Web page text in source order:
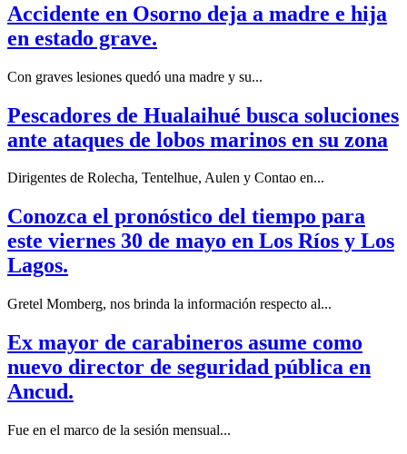
Accidente en Osorno deja a madre e hija
en estado grave.
Con graves lesiones quedó una madre y su...
Pescadores de Hualaihué busca soluciones
ante ataques de lobos marinos en su zona
Dirigentes de Rolecha, Tentelhue, Aulen y Contao en...
Conozca el pronóstico del tiempo para
este viernes 30 de mayo en Los Ríos y Los
Lagos.
Gretel Momberg, nos brinda la información respecto al...
Ex mayor de carabineros asume como
nuevo director de seguridad pública en
Ancud.
Fue en el marco de la sesión mensual...